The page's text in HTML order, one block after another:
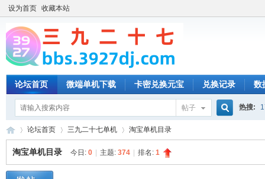
设为首页 收藏本站
论坛首页 微端单机下载 卡密兑换元宝 兑换记录 数
帖子 热搜:
论坛首页 三九二十七单机 淘宝单机目录
淘宝单机目录 今日: 0 主题: 374 排名: 1